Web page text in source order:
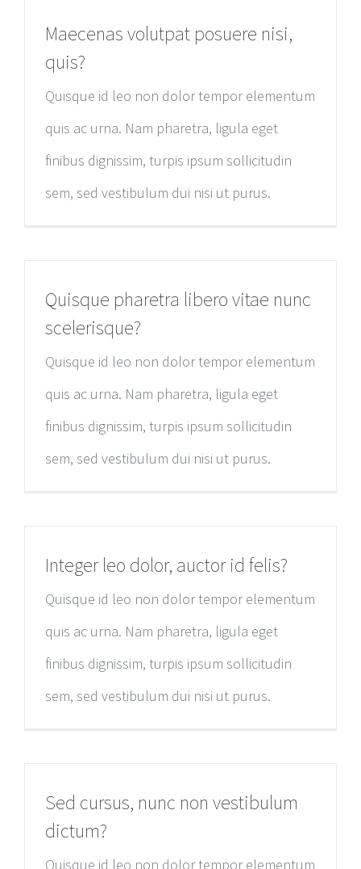
Maecenas volutpat posuere nisi,
quis?
Quisque id leo non dolor tempor elementum
quis ac urna. Nam pharetra, ligula eget
finibus dignissim, turpis ipsum sollicitudin
sem, sed vestibulum dui nisi ut purus.
Quisque pharetra libero vitae nunc
scelerisque?
Quisque id leo non dolor tempor elementum
quis ac urna. Nam pharetra, ligula eget
finibus dignissim, turpis ipsum sollicitudin
sem, sed vestibulum dui nisi ut purus.
Integer leo dolor, auctor id felis?
Quisque id leo non dolor tempor elementum
quis ac urna. Nam pharetra, ligula eget
finibus dignissim, turpis ipsum sollicitudin
sem, sed vestibulum dui nisi ut purus.
Sed cursus, nunc non vestibulum
dictum?
Quisque id leo non dolor tempor elementum